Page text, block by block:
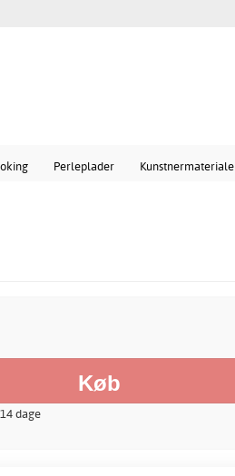
Perleplader Kunstnermateriale
dage